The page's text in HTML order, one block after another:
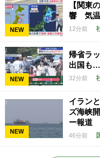
NEW
【関東
響 気温
12分前
NEW
帰省ラ
出国も…
32分前
NEW
イラン
ズ海峡
ー報道
46分前